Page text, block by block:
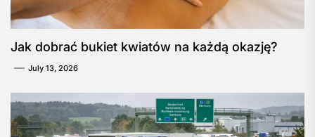
Jak dobrać bukiet kwiatów na każdą okazję?
July 13, 2026